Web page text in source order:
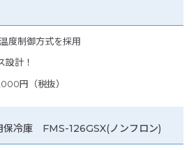
度制御方式を採用
設計！
円（税抜）
保冷庫 FMS-126GSX(ノンフロン)